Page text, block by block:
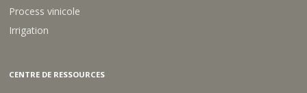
Process vinicole
Irrigation
CENTRE DE RESSOURCES